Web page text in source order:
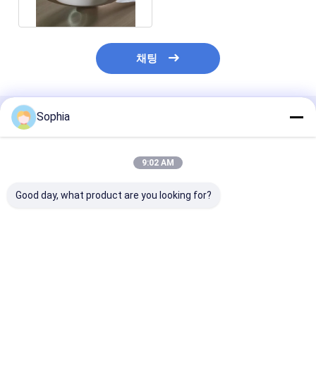
채팅
추천된 제품
Sophia
9:02 AM
Good day, what product are you looking for?